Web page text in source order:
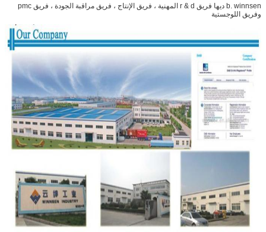
b. winnsen ديها فريق r & d المهنية ، فريق الإنتاج ، فريق مراقبة الجودة ، فريق pmc
وفريق اللوجستية